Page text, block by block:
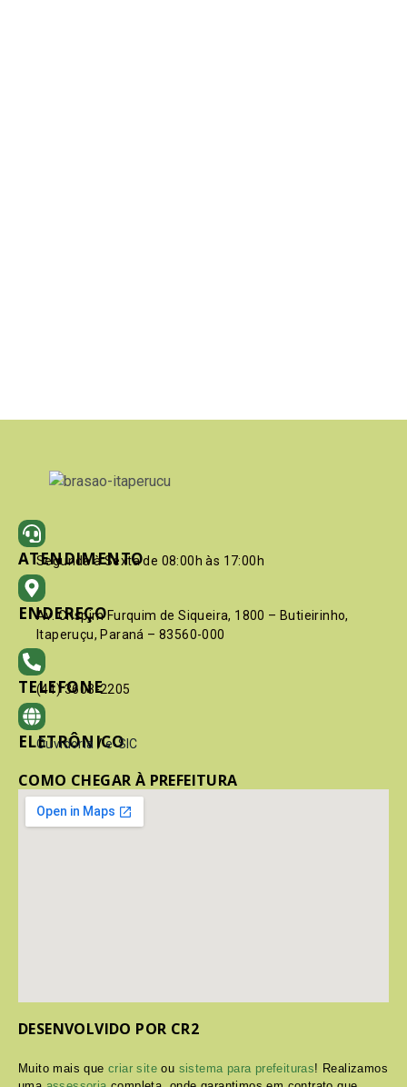
ATENDIMENTO
Segunda à Sexta de 08:00h às 17:00h
ENDEREÇO
Av. Crispim Furquim de Siqueira, 1800 – Butieirinho,
Itaperuçu, Paraná – 83560-000
TELEFONE
(41) 3603-2205
ELETRÔNICO
Ouvidoria / e-SIC
COMO CHEGAR À PREFEITURA
DESENVOLVIDO POR CR2
Muito mais quecriar site ou sistema para prefeituras! Realizamos